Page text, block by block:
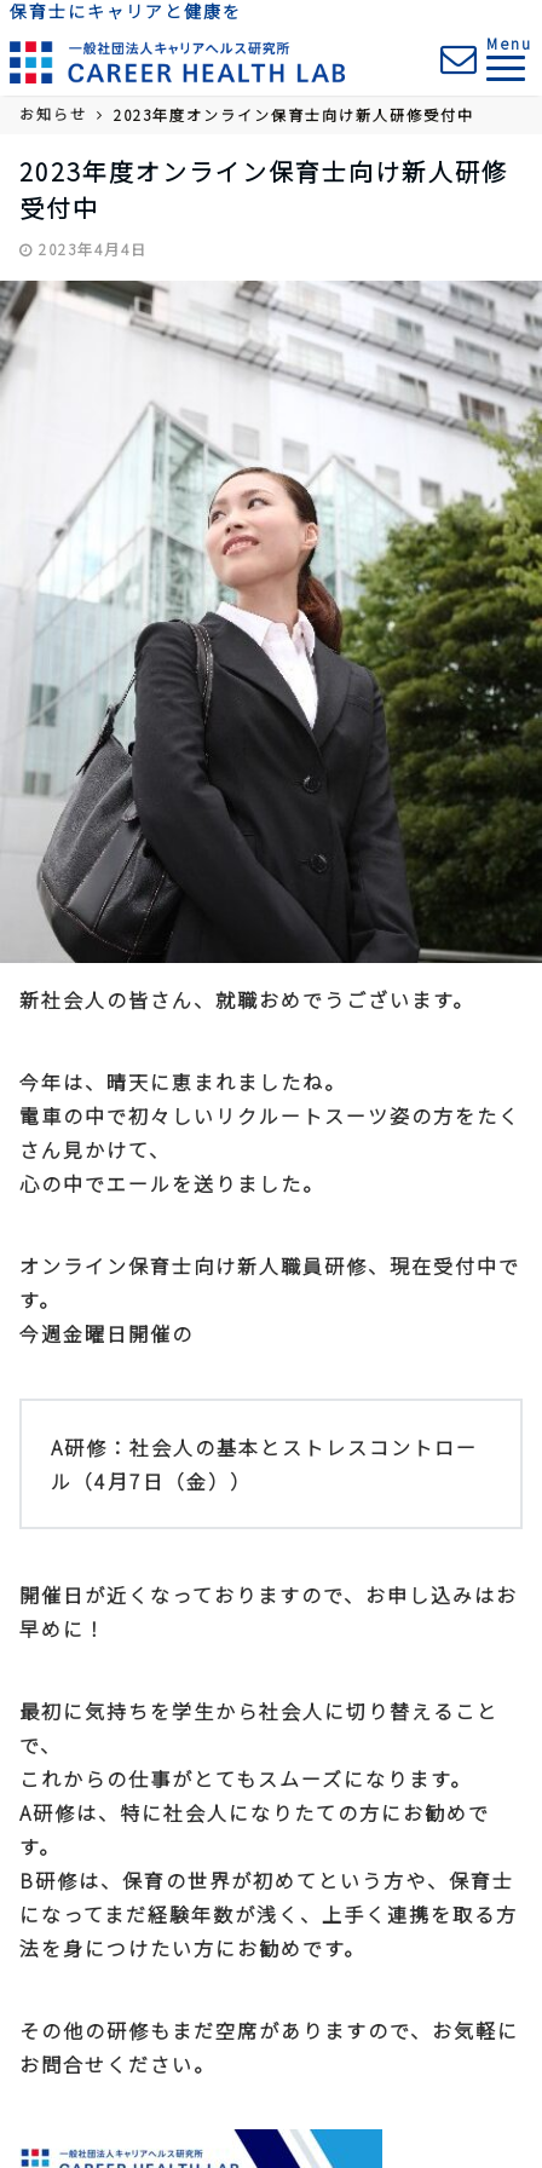
保育士にキャリアと健康を
Menu
お知らせ 2023年度オンライン保育士向け新人研修受付中
2023年度オンライン保育士向け新人研修
受付中
2023年4月4日
新社会人の皆さん、就職おめでうございます。
今年は、晴天に恵まれましたね。
電車の中で初々しいリクルートスーツ姿の方をたく
さん見かけて、
心の中でエールを送りました。
オンライン保育士向け新人職員研修、現在受付中で
す。
今週金曜日開催の
A研修：社会人の基本とストレスコントロー
ル（4月7日（金））
開催日が近くなっておりますので、お申し込みはお
早めに！
最初に気持ちを学生から社会人に切り替えること
で、
これからの仕事がとてもスムーズになります。
A研修は、特に社会人になりたての方にお勧めで
す。
B研修は、保育の世界が初めてという方や、保育士
になってまだ経験年数が浅く、上手く連携を取る方
法を身につけたい方にお勧めです。
その他の研修もまだ空席がありますので、お気軽に
お問合せください。